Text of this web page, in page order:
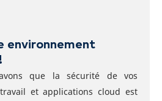
environnement
que la sécurité de vos
et applications cloud est